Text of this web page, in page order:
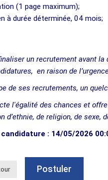
(1 page maximum);
à durée déterminée, 04 mois;
un recrutement avant la
en raison de
de ses recrutements, un
l'égalité des chances et
de religion, de sexe,
: 14/05/2026
Postuler